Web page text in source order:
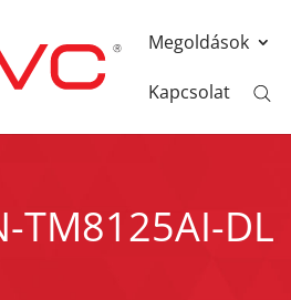
Megoldások
Kapcsolat
TM8125AI-DL